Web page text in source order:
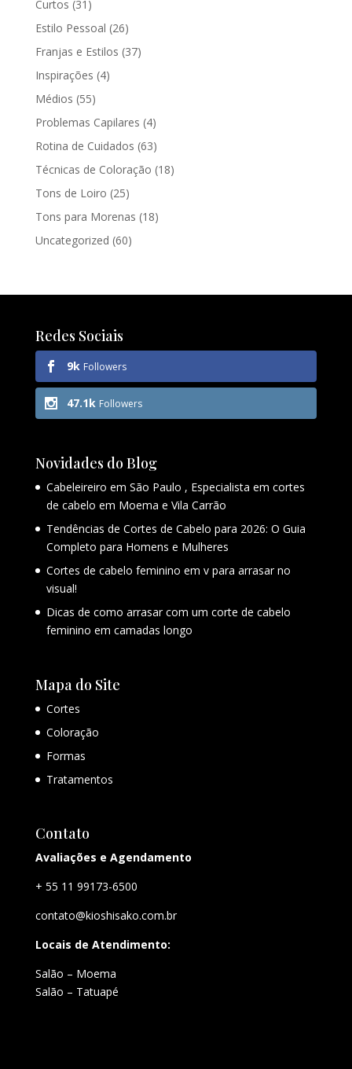
Curtos (31)
Estilo Pessoal (26)
Franjas e Estilos (37)
Inspirações (4)
Médios (55)
Problemas Capilares (4)
Rotina de Cuidados (63)
Técnicas de Coloração (18)
Tons de Loiro (25)
Tons para Morenas (18)
Uncategorized (60)
Redes Sociais
9k Followers
47.1k Followers
Novidades do Blog
Cabeleireiro em São Paulo , Especialista em cortes
de cabelo em Moema e Vila Carrão
Tendências de Cortes de Cabelo para 2026: O Guia
Completo para Homens e Mulheres
Cortes de cabelo feminino em v para arrasar no
visual!
Dicas de como arrasar com um corte de cabelo
feminino em camadas longo
Mapa do Site
Cortes
Coloração
Formas
Tratamentos
Contato
Avaliações e Agendamento
+ 55 11 99173-6500
contato@kioshisako.com.br
Locais de Atendimento:
Salão – Moema
Salão – Tatuapé